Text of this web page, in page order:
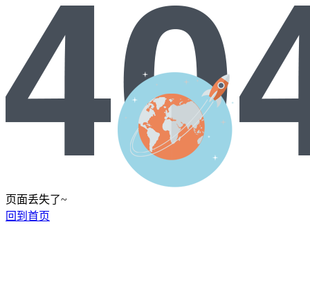
页面丢失了~
回到首页